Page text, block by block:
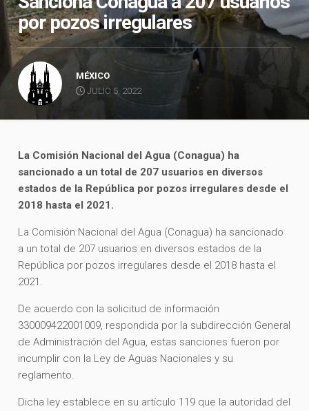
por pozos irregulares
MÉXICO
JULIO 5, 2022
La Comisión Nacional del Agua (Conagua) ha
sancionado a un total de 207 usuarios en diversos
estados de la República por pozos irregulares desde el
2018 hasta el 2021.
La Comisión Nacional del Agua (Conagua) ha sancionado
a un total de 207 usuarios en diversos estados de la
República por pozos irregulares desde el 2018 hasta el
2021.
De acuerdo con la solicitud de información
330009422001009, respondida por la subdirección General
de Administración del Agua, estas sanciones fueron por
incumplir con la Ley de Aguas Nacionales y su
reglamento.
Dicha ley establece en su artículo 119 que la autoridad del